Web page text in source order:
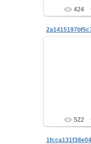
424
522